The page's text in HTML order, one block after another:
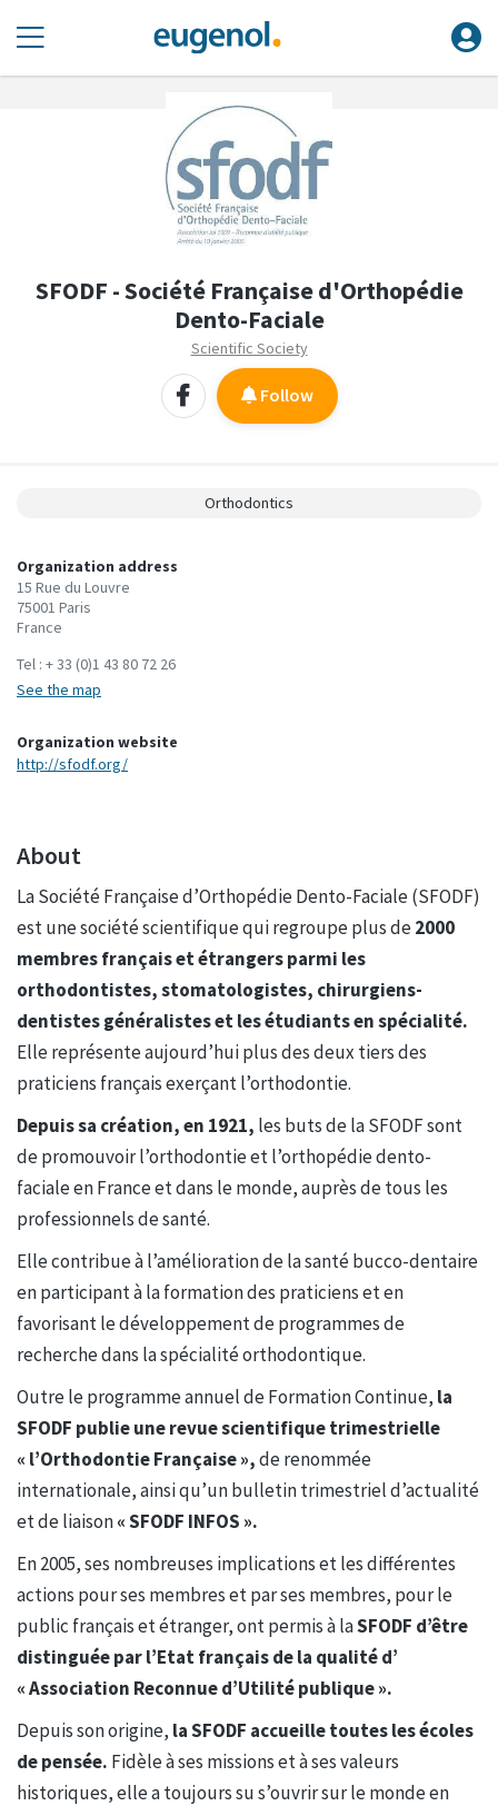
SFODF - Société Française d'Orthopédie
Dento-Faciale
Scientific Society
Follow
About
La Société Française d’Orthopédie Dento-Faciale (SFODF)
est une société scientifique qui regroupe plus de2000
membres français et étrangers parmi les
orthodontistes, stomatologistes, chirurgiens-
dentistes généralistes et les étudiants en spécialité.
Elle représente aujourd’hui plus des deux tiers des
praticiens français exerçant l’orthodontie.
Depuis sa création, en 1921, les buts de la SFODF sont
de promouvoir l’orthodontie et l’orthopédie dento-
faciale en France et dans le monde, auprès de tous les
professionnels de santé.
Elle contribue à l’amélioration de la santé bucco-dentaire
en participant à la formation des praticiens et en
favorisant le développement de programmes de
recherche dans la spécialité orthodontique.
Outre le programme annuel de Formation Continue, la
SFODF publie une revue scientifique trimestrielle
« l’Orthodontie Française »,de renommée
internationale, ainsi qu’un bulletin trimestriel d’actualité
et de liaison« SFODF INFOS ».
En 2005, ses nombreuses implications et les différentes
actions pour ses membres et par ses membres, pour le
public français et étranger, ont permis à laSFODF d’être
distinguée par l’Etat français de la qualité d’
« Association Reconnue d’Utilité publique ».
Depuis son origine, la SFODF accueille toutes les écoles
de pensée. Fidèle à ses missions et à ses valeurs
historiques, elle a toujours su s’ouvrir sur le monde en
Orthodontics
Organization address
15 Rue du Louvre
75001 Paris
France
Tel : + 33 (0)1 43 80 72 26
See the map
Organization website
http://sfodf.org/